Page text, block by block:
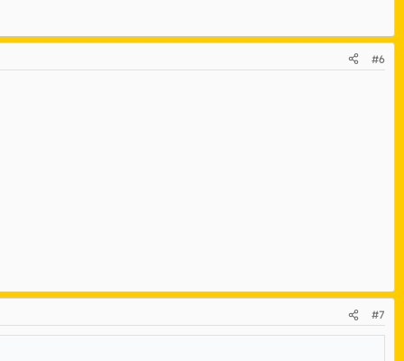
#6
#7